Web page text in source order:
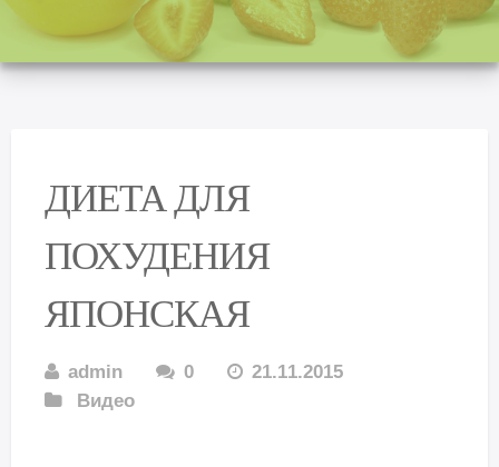
ДИЕТА ДЛЯ
ПОХУДЕНИЯ
ЯПОНСКАЯ
admin 0
21.11.2015
Видео